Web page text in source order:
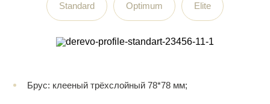
Standard Optimum Elite
Брус: клееный трёхслойный 78*78 мм;